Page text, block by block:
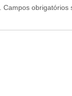
Campos obrigatórios